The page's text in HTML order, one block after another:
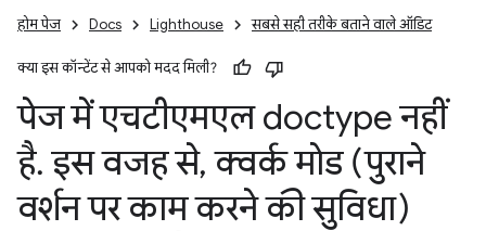
होम पेज Docs Lighthouse सबसे सही तरीके बताने वाले ऑडिट
क्या इस कॉन्टेंट से आपको मदद मिली?
पेज में एचटीएमएल doctype नहीं
है. इस वजह से, क्वर्क मोड (पुराने
वर्शन पर काम करने की सुविधा)